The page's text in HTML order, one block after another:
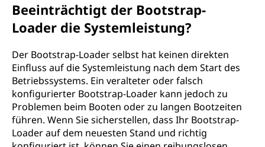
Beeinträchtigt der Bootstrap-
Loader die Systemleistung?
Der Bootstrap-Loader selbst hat keinen direkten
Einfluss auf die Systemleistung nach dem Start des
Betriebssystems. Ein veralteter oder falsch
konfigurierter Bootstrap-Loader kann jedoch zu
Problemen beim Booten oder zu langen Bootzeiten
führen. Wenn Sie sicherstellen, dass Ihr Bootstrap-
Loader auf dem neuesten Stand und richtig